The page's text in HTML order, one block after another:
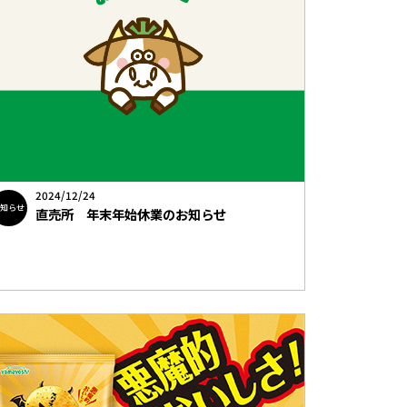
らせ
2024/12/24
直売所 年末年始休業のお知らせ